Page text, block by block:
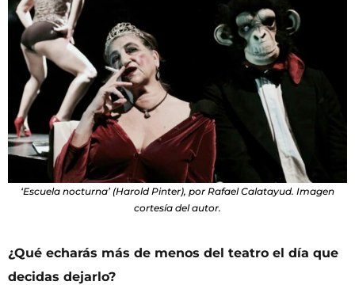
‘Escuela nocturna’ (Harold Pinter), por Rafael Calatayud. Imagen
cortesía del autor.
¿Qué echarás más de menos del teatro el día que
decidas dejarlo?